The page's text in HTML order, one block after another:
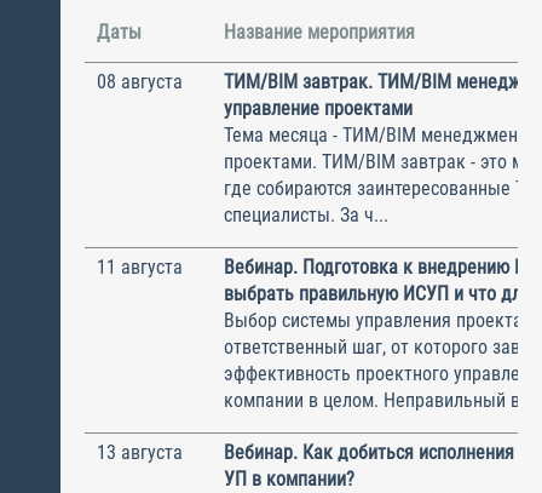
Даты Название мероприятия
08 августа
ТИМ/BIM завтрак. ТИМ/BIM
управление проектами
Тема месяца - ТИМ/BIM менеджмент и
проектами. ТИМ/BIM завтрак - это
где собираются заинтересованные
специалисты. За ч...
11 августа
Вебинар. Подготовка к внедрению
выбрать правильную ИСУП и что для
Выбор системы управления
ответственный шаг, от которого
эффективность проектного
компании в целом. Неправильный
13 августа
Вебинар. Как добиться исполнения
УП в компании?